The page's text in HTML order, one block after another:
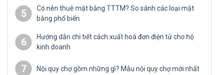
5
Có nên thuê mặt bằng TTTM? So sánh các loại mặt
bằng phổ biến
6
Hướng dẫn chi tiết cách xuất hoá đơn điện tử cho hộ
kinh doanh
7 Nội quy chợ gồm những gì? Mẫu nội quy chợ mới nhất